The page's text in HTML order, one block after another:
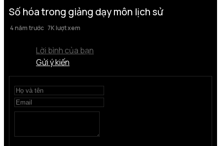
Số hóa trong giảng dạy môn lịch sử
4 năm trước 7K lượt xem
Lời bình của bạn
Gửi ý kiến